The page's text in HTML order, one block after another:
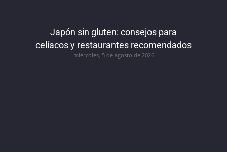
Japón sin gluten: consejos para
celíacos y restaurantes recomendados
miércoles, 5 de agosto de 2026